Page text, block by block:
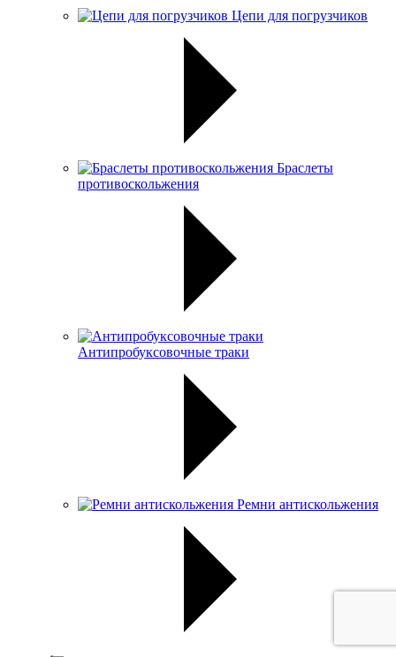
Цепи для погрузчиков
Браслеты
противоскольжения
Антипробуксовочные траки
Ремни антискольжения